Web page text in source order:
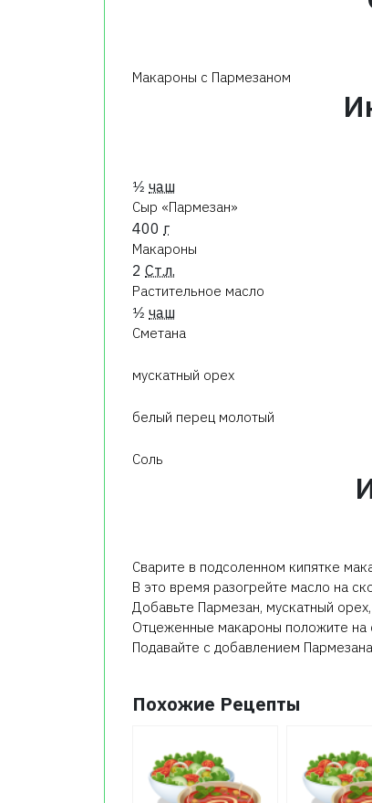
Макароны с Пармезаном
1⁄2 чаш
Сыр «Пармезан»
400 г
Макароны
2 Ст.л.
Растительное масло
1⁄2 чаш
Сметана
мускатный орех
белый перец молотый
Соль
Сварите в подсоленном кипятке
В это время разогрейте масло на
Добавьте Пармезан, мускатный
Отцеженные макароны положите
Подавайте с добавлением
Похожие Рецепты